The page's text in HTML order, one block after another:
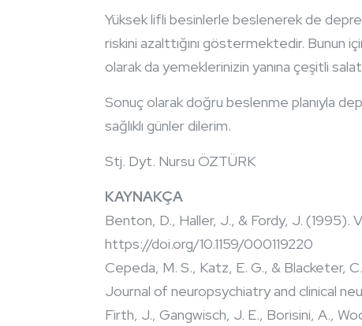
Yüksek lifli besinlerle beslenerek de
riskini azalttığını göstermektedir. Bunun
olarak da yemeklerinizin yanına çeşitli
Sonuç olarak doğru beslenme planıyla
sağlıklı günler dilerim.
Stj. Dyt. Nursu ÖZTÜRK
KAYNAKÇA
Benton, D., Haller, J., & Fordy, J.
https://doi.org/10.1159/000119220
Cepeda, M. S., Katz, E. G., & Blacketer,
Journal of neuropsychiatry and clinical
Firth, J., Gangwisch, J. E., Borisini, A.,